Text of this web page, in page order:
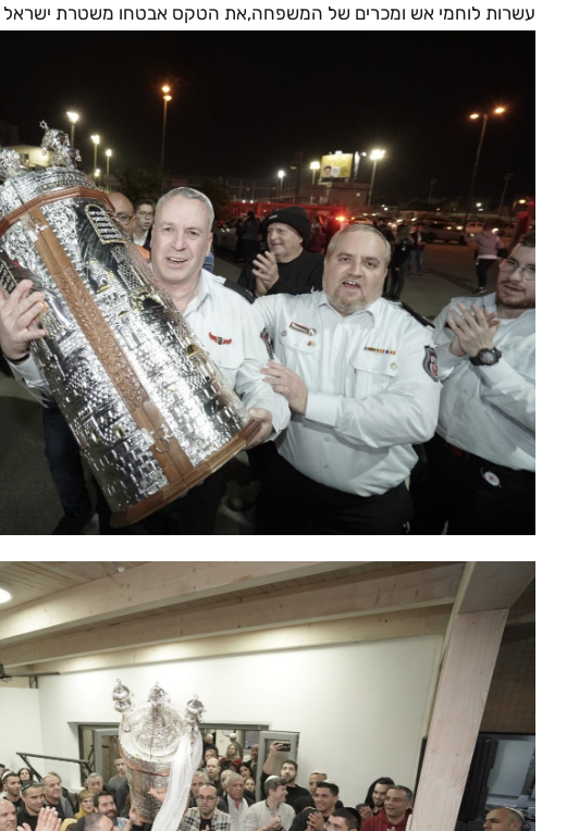
עשרות לוחמי אש ומכרים של המשפחה,את הטקס אבטחו משטרת ישראל